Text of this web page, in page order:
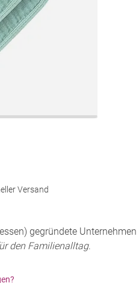
Versand
gegründete Unternehmen
den Familienalltag.